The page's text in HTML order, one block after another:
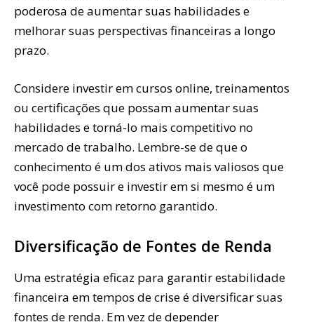
poderosa de aumentar suas habilidades e
melhorar suas perspectivas financeiras a longo
prazo.
Considere investir em cursos online, treinamentos
ou certificações que possam aumentar suas
habilidades e torná-lo mais competitivo no
mercado de trabalho. Lembre-se de que o
conhecimento é um dos ativos mais valiosos que
você pode possuir e investir em si mesmo é um
investimento com retorno garantido.
Diversificação de Fontes de Renda
Uma estratégia eficaz para garantir estabilidade
financeira em tempos de crise é diversificar suas
fontes de renda. Em vez de depender